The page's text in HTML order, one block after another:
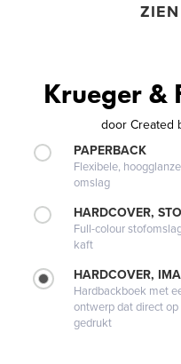
Krueger &
door Created
PAPERBACK
Flexibele,
omslag
HARDCOVER,
Full-colour
kaft
HARDCOVER,
Hardbackboek met
ontwerp dat direct
gedrukt